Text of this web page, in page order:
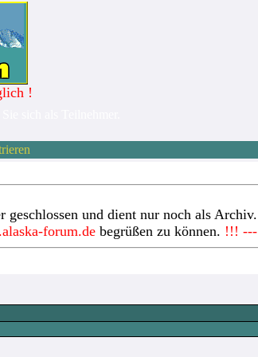
!
und dient nur noch als Archiv.
forum.de begrüßen zu können. !!! ---